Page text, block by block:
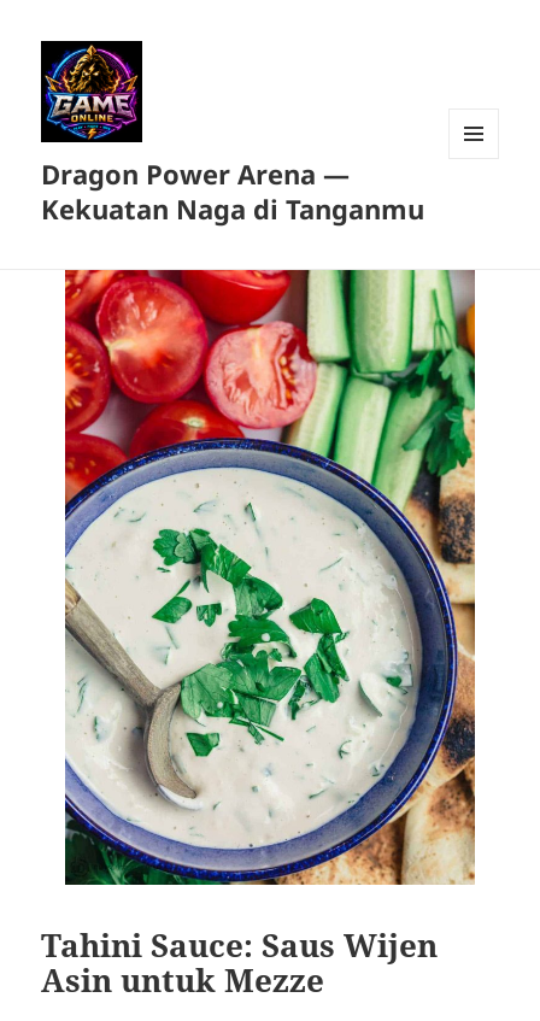
Dragon Power Arena —
Kekuatan Naga di Tanganmu
Tahini Sauce: Saus Wijen
Asin untuk Mezze